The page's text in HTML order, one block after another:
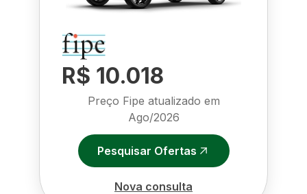
R$ 10.018
Preço Fipe atualizado em
Ago/2026
Pesquisar Ofertas
Nova consulta